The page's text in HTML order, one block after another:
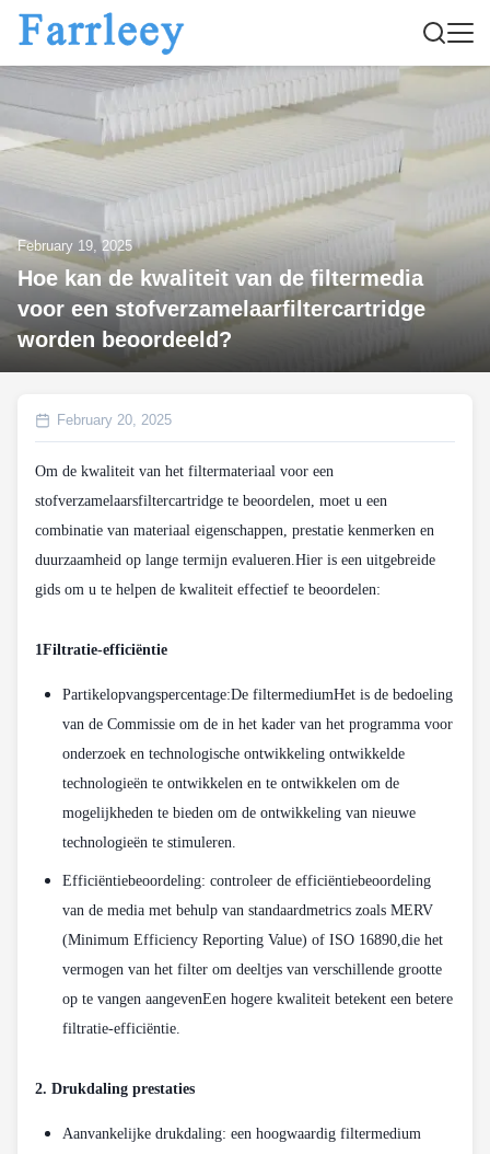
February 19, 2025
Hoe kan de kwaliteit van de filtermedia
voor een stofverzamelaarfiltercartridge
worden beoordeeld?
February 20, 2025
Om de kwaliteit van het filtermateriaal voor een
stofverzamelaarsfiltercartridge te beoordelen, moet u een
combinatie van materiaal eigenschappen, prestatie kenmerken en
duurzaamheid op lange termijn evalueren.Hier is een uitgebreide
gids om u te helpen de kwaliteit effectief te beoordelen:
1Filtratie-efficiëntie
Partikelopvangspercentage:De filtermediumHet is de bedoeling
van de Commissie om de in het kader van het programma voor
onderzoek en technologische ontwikkeling ontwikkelde
technologieën te ontwikkelen en te ontwikkelen om de
mogelijkheden te bieden om de ontwikkeling van nieuwe
technologieën te stimuleren.
Efficiëntiebeoordeling: controleer de efficiëntiebeoordeling
van de media met behulp van standaardmetrics zoals MERV
(Minimum Efficiency Reporting Value) of ISO 16890,die het
vermogen van het filter om deeltjes van verschillende grootte
op te vangen aangevenEen hogere kwaliteit betekent een betere
filtratie-efficiëntie.
2. Drukdaling prestaties
Aanvankelijke drukdaling: een hoogwaardig filtermedium